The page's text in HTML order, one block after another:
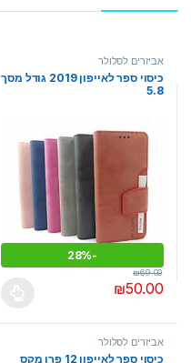
אביזרים לסלולר
כיסוי ספר לאייפון 2019 גודל מסך
5.8
-
28%
₪50.00
₪69.00
אביזרים לסלולר
כיסוי ספר לאייפון 12 פרו מקס